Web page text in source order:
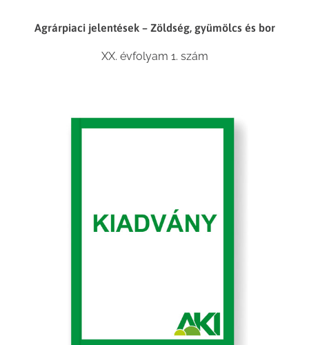
Agrárpiaci jelentések – Zöldség, gyümölcs és bor
XX. évfolyam 1. szám